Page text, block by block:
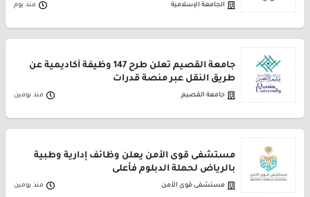
الجامعة الإسلامية منذ يوم
جامعة القصيم تعلن طرح 147 وظيفة أكاديمية عن
طريق النقل عبر منصة قدرات
جامعة القصيم منذ يومين
مستشفى قوى الأمن يعلن وظائف إدارية وطبية
بالرياض لحملة الدبلوم فأعلى
مستشفى قوى الأمن منذ يومين